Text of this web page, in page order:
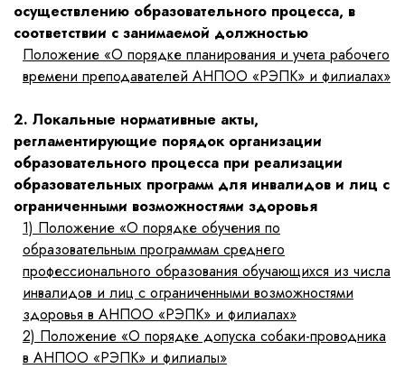
осуществлению образовательного процесса, в
соответствии с занимаемой должностью
Положение «О порядке планирования и учета рабочего
времени преподавателей АНПОО «РЭПК» и филиалах»
2. Локальные нормативные акты,
регламентирующие порядок организации
образовательного процесса при реализации
образовательных программ для инвалидов и лиц с
ограниченными возможностями здоровья
1) Положение «О порядке обучения по
образовательным программам среднего
профессионального образования обучающихся из числа
инвалидов и лиц с ограниченными возможностями
здоровья в АНПОО «РЭПК» и филиалах»
2) Положение «О порядке допуска собаки-проводника
в АНПОО «РЭПК» и филиалы»